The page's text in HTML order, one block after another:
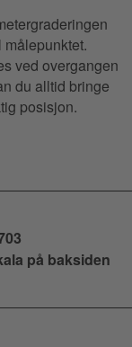
ved overgangen
du alltid bringe
posisjon.
på baksiden